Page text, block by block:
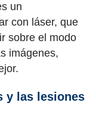
un
con láser, que
sobre el modo
imágenes,
y las lesiones